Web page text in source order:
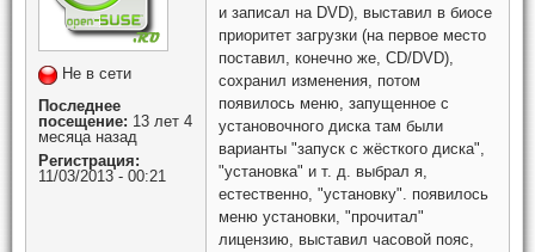
Не в сети
Последнее
посещение: 13 лет 4
месяца назад
Регистрация:
11/03/2013 - 00:21
и записал на DVD), выставил в биосе
приоритет загрузки (на первое место
поставил, конечно же, CD/DVD),
сохранил изменения, потом
появилось меню, запущенное с
установочного диска там были
варианты "запуск с жёсткого диска",
"установка" и т. д. выбрал я,
естественно, "установку". появилось
меню установки, "прочитал"
лицензию, выставил часовой пояс,